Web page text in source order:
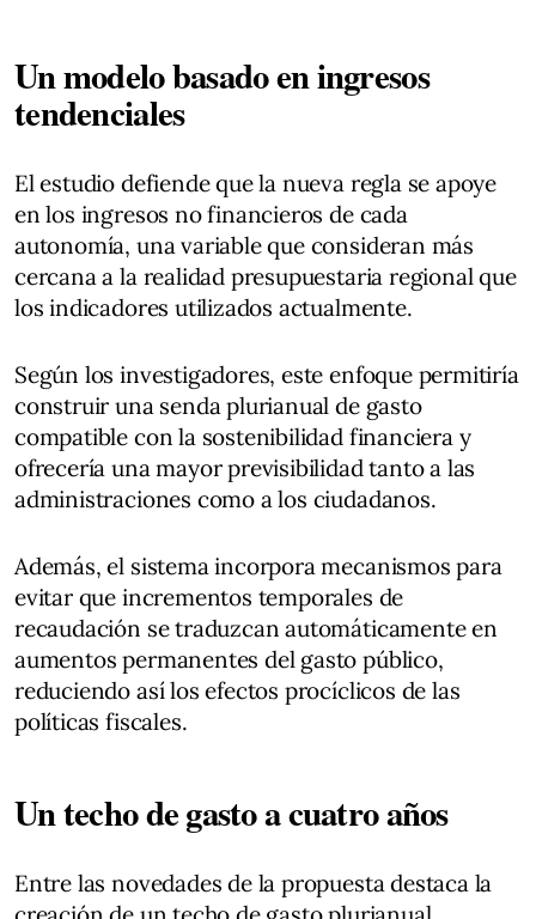
Un modelo basado en ingresos
tendenciales
El estudio defiende que la nueva regla se apoye
en los ingresos no financieros de cada
autonomía, una variable que consideran más
cercana a la realidad presupuestaria regional que
los indicadores utilizados actualmente.
Según los investigadores, este enfoque permitiría
construir una senda plurianual de gasto
compatible con la sostenibilidad financiera y
ofrecería una mayor previsibilidad tanto a las
administraciones como a los ciudadanos.
Además, el sistema incorpora mecanismos para
evitar que incrementos temporales de
recaudación se traduzcan automáticamente en
aumentos permanentes del gasto público,
reduciendo así los efectos procíclicos de las
políticas fiscales.
Un techo de gasto a cuatro años
Entre las novedades de la propuesta destaca la